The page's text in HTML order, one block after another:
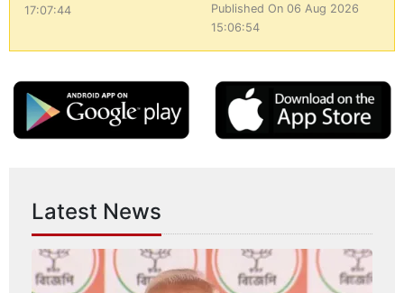
17:07:44
Published On 06 Aug 2026
15:06:54
Latest News